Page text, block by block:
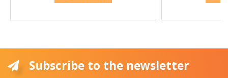
Subscribe to the newsletter